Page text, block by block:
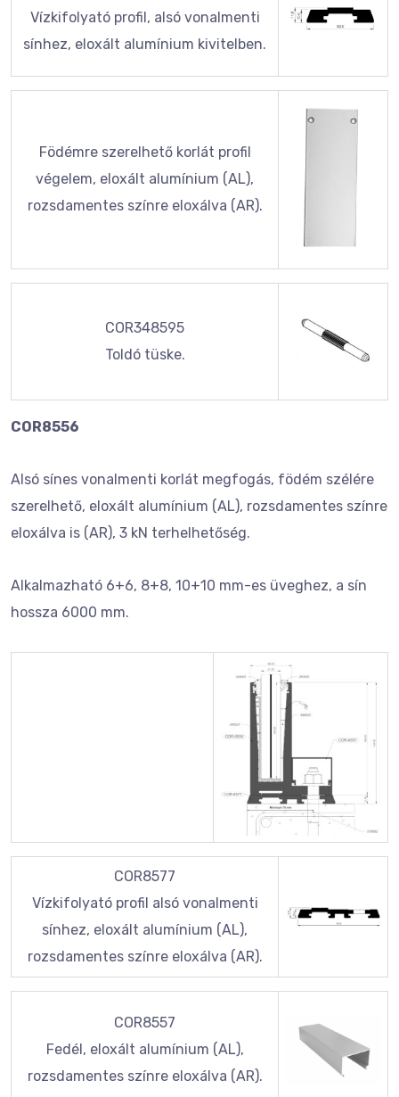
Vízkifolyató profil, alsó vonalmenti
sínhez, eloxált alumínium kivitelben.
Födémre szerelhető korlát profil
végelem, eloxált alumínium (AL),
rozsdamentes színre eloxálva (AR).
COR348595
Toldó tüske.
COR8556
Alsó sínes vonalmenti korlát megfogás, födém szélére
szerelhető, eloxált alumínium (AL), rozsdamentes színre
eloxálva is (AR), 3 kN terhelhetőség.
Alkalmazható 6+6, 8+8, 10+10 mm-es üveghez, a sín
hossza 6000 mm.
COR8577
Vízkifolyató profil alsó vonalmenti
sínhez, eloxált alumínium (AL),
rozsdamentes színre eloxálva (AR).
COR8557
Fedél, eloxált alumínium (AL),
rozsdamentes színre eloxálva (AR).